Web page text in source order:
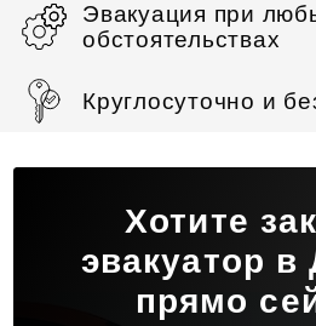
Эвакуация при
обстоятельствах
Круглосуточно и
Хотите
эвакуатор в
прямо